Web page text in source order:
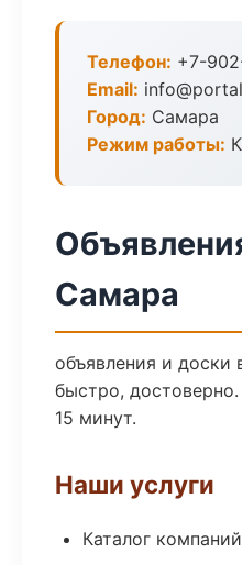
Телефон: +7-
Email:
Город: Самара
Режим работы:
Самара
объявления и доски
быстро,
15 минут.
Наши услуги
Каталог